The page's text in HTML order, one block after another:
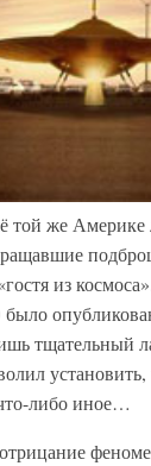
той же
из
тщательный
либо иное…